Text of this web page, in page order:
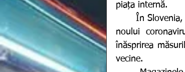
piața internă.
	În Slovenia, acolo unde în februarie, guvernul a relaxat restricțiile împotriva
noului
înăsprirea
vecine.